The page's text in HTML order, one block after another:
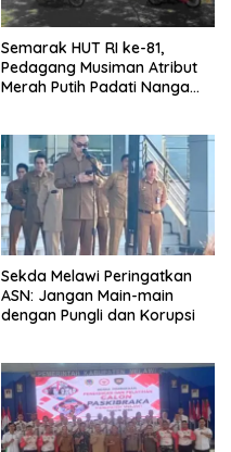
Semarak HUT RI ke-81,
Pedagang Musiman Atribut
Merah Putih Padati Nanga
Sekda Melawi Peringatkan
ASN: Jangan Main-main
dengan Pungli dan Korupsi